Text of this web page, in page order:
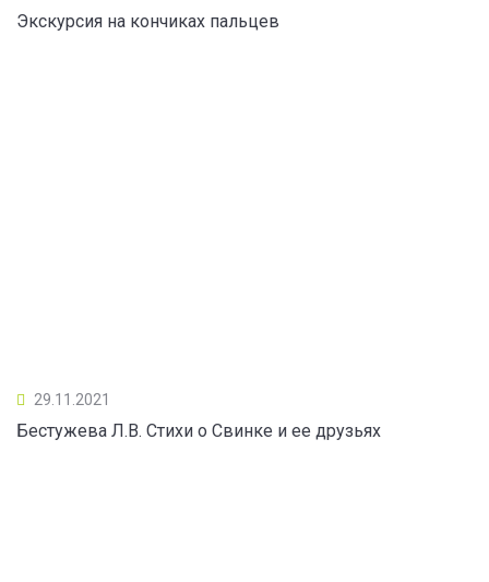
Экскурсия на кончиках пальцев
29.11.2021
Бестужева Л.В. Стихи о Свинке и ее друзьях